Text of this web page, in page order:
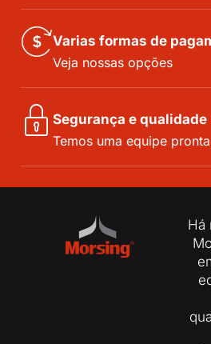
Varias formas de
Veja nossas opções
Segurança e qualidade
Temos uma equipe
Há